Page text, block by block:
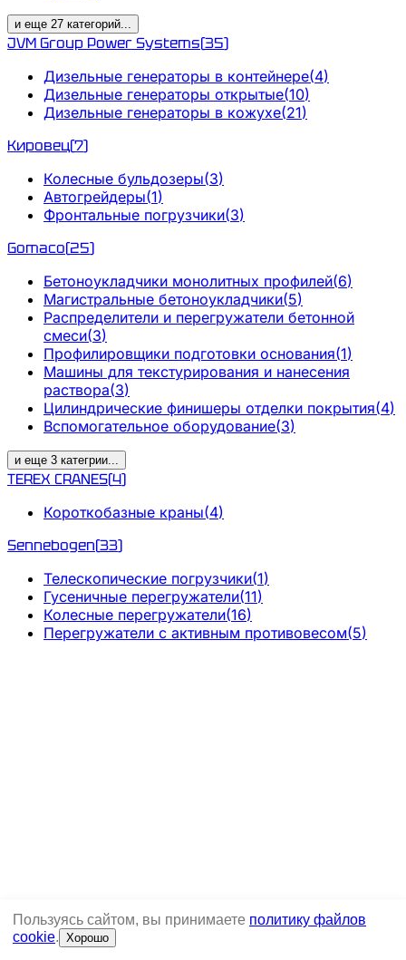
и еще 27 категорий...
JVM Group Power Systems(35)
Дизельные генераторы в контейнере(4)
Дизельные генераторы открытые(10)
Дизельные генераторы в кожухе(21)
Кировец(7)
Колесные бульдозеры(3)
Автогрейдеры(1)
Фронтальные погрузчики(3)
Gomaco(25)
Бетоноукладчики монолитных профилей(6)
Магистральные бетоноукладчики(5)
Распределители и перегружатели бетонной
смеси(3)
Профилировщики подготовки основания(1)
Машины для текстурирования и нанесения
раствора(3)
Цилиндрические финишеры отделки покрытия(4)
Вспомогательное оборудование(3)
и еще 3 категрии...
TEREX CRANES(4)
Короткобазные краны(4)
Sennebogen(33)
Телескопические погрузчики(1)
Гусеничные перегружатели(11)
Колесные перегружатели(16)
Перегружатели с активным противовесом(5)
Пользуясь сайтом, вы принимаете политику файлов
cookie. Хорошо